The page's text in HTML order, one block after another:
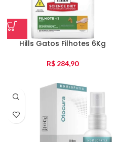
Hills Gatos Filhotes 6Kg
R$ 284,90